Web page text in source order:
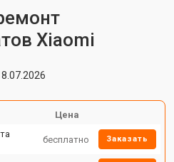
Xiaomi
Цена
бесплатно Заказать